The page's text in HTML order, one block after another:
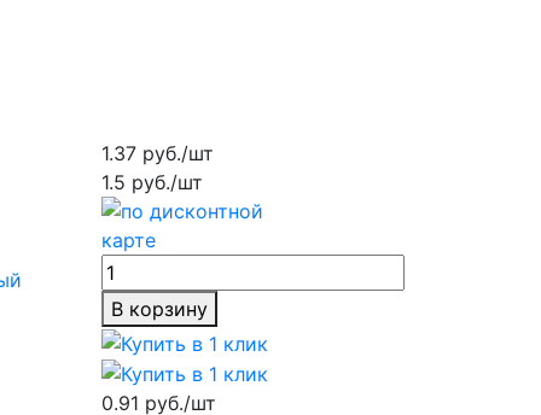
1.37 руб./шт
1.5 руб./шт
В корзину
0.91 руб./шт